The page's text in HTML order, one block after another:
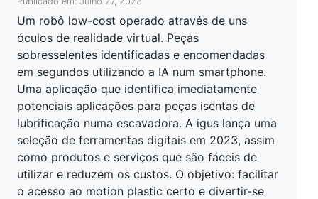
Um robô low-cost operado através de uns
óculos de realidade virtual. Peças
sobresselentes identificadas e encomendadas
em segundos utilizando a IA num smartphone.
Uma aplicação que identifica imediatamente
potenciais aplicações para peças isentas de
lubrificação numa escavadora. A igus lança uma
seleção de ferramentas digitais em 2023, assim
como produtos e serviços que são fáceis de
utilizar e reduzem os custos. O objetivo: facilitar
o acesso ao motion plastic certo e divertir-se